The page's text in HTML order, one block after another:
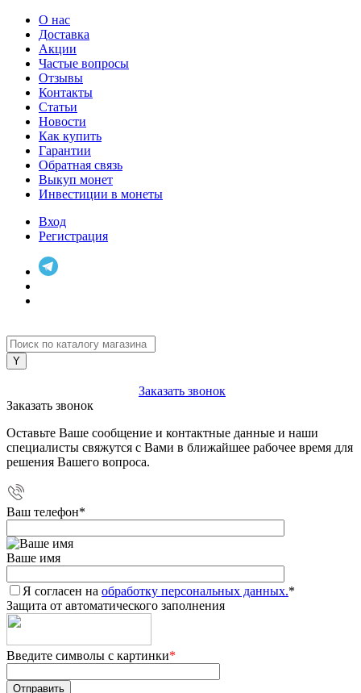
О нас
Доставка
Акции
Частые вопросы
Отзывы
Контакты
Статьи
Новости
Как купить
Гарантии
Обратная связь
Выкуп монет
Инвестиции в монеты
Вход
Регистрация
Заказать звонок
Заказать звонок
Оставьте Ваше сообщение и контактные данные и наши
специалисты свяжутся с Вами в ближайшее рабочее время для
решения Вашего вопроса.
Ваш телефон*
Ваше имя
Я согласен на обработку персональных данных.*
Защита от автоматического заполнения
Введите символы с картинки*